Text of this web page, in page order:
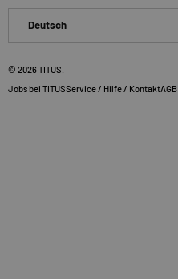
Deutsch
© 2026TITUS
Jobs bei TITUSService / Hilfe / KontaktAGB